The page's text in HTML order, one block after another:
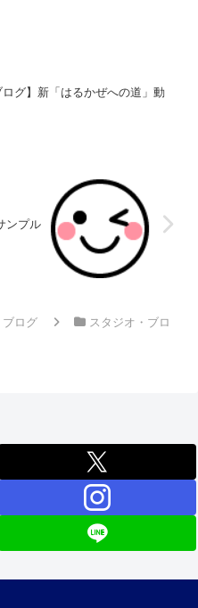
ログ】新「はるかぜへの道」動
ンプル
ブログ
スタジオ・ブロ